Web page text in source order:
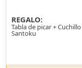
REGALO:
Tabla de picar + Cuchillo
Santoku